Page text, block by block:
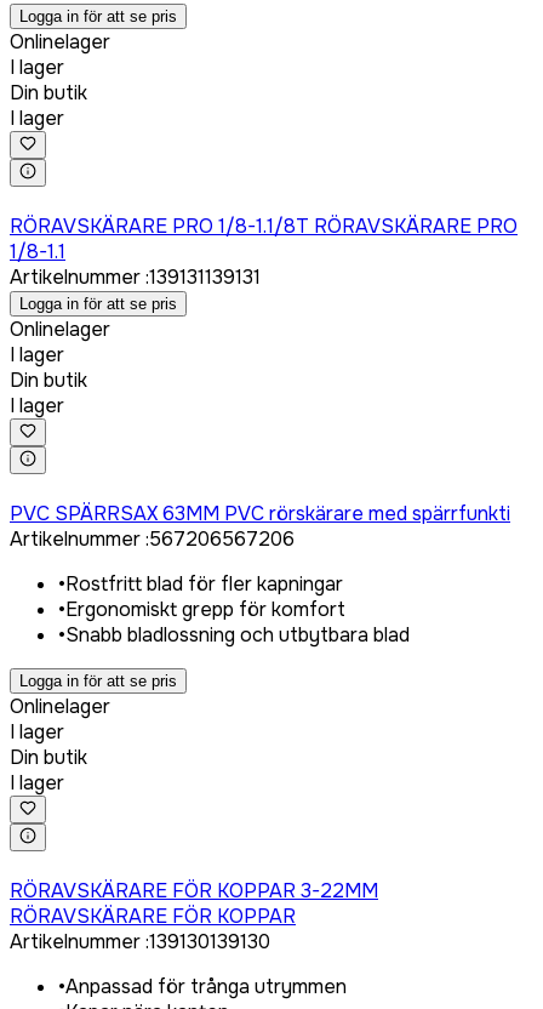
Logga in för att se pris
Onlinelager
I lager
Din butik
I lager
RÖRAVSKÄRARE PRO 1/8-1.1/8T RÖRAVSKÄRARE PRO
1/8-1.1
Artikelnummer:139131139131
Logga in för att se pris
Onlinelager
I lager
Din butik
I lager
PVC SPÄRRSAX 63MM PVC rörskärare med spärrfunkti
Artikelnummer:567206567206
•Rostfritt blad för fler kapningar
•Ergonomiskt grepp för komfort
•Snabb bladlossning och utbytbara blad
Logga in för att se pris
Onlinelager
I lager
Din butik
I lager
RÖRAVSKÄRARE FÖR KOPPAR 3-22MM
RÖRAVSKÄRARE FÖR KOPPAR
Artikelnummer:139130139130
•Anpassad för trånga utrymmen